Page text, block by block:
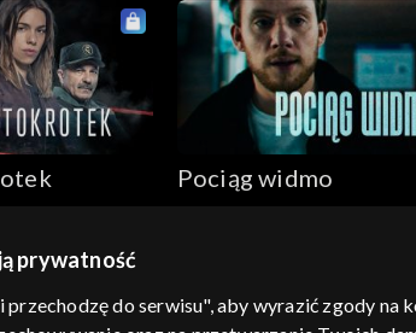
Pociąg widmo
prywatność
do serwisu", aby wyrazić zgody na